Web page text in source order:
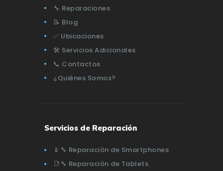
🔧 Reparaciones
📝 Blog
✅ Ubicaciones
🛠️ Servicios Adicionales
📞 Contactos
¿Quiénes Somos?
Servicios de Reparación
📱🔧 Reparación de Smartphones
📑🔧 Reparación de Tablets